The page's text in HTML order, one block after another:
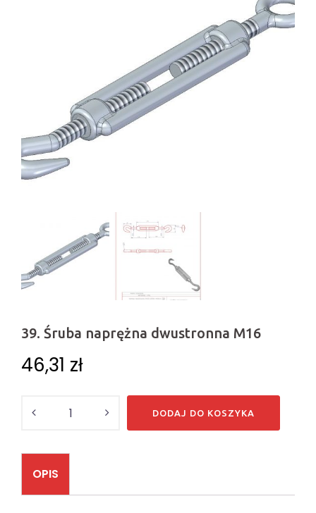
39. Śruba naprężna dwustronna M16
46,31 zł
DODAJ DO KOSZYKA
OPIS